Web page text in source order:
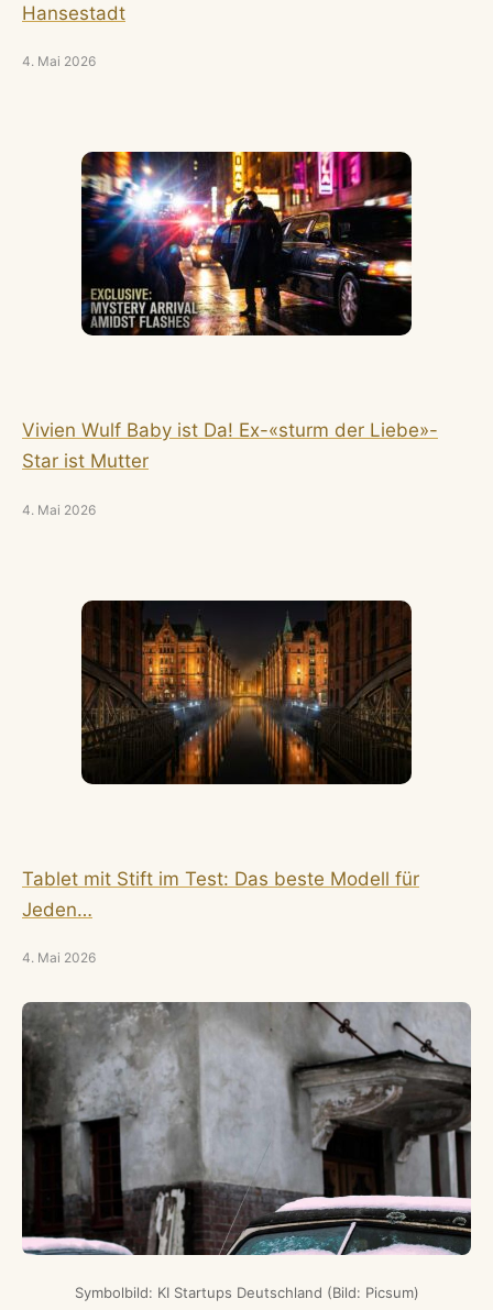
Hansestadt
4. Mai 2026
Vivien Wulf Baby ist Da! Ex-«sturm der Liebe»-
Star ist Mutter
4. Mai 2026
Tablet mit Stift im Test: Das beste Modell für
Jeden…
4. Mai 2026
Symbolbild: KI Startups Deutschland (Bild: Picsum)